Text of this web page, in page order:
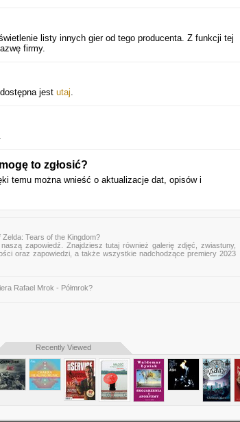
listy innych gier od tego producenta. Z funkcji tej
firmy.
jest utaj.
to zgłosić?
temu można wnieść o aktualizacje dat, opisów i
Tears of the Kingdom?
zapowiedź. Znajdziesz tutaj również galerię zdjęć, zwiastuny,
oraz zapowiedzi, a także wszystkie nadchodzące premiery 2023
Rafael Mrok - Półmrok?
Recently Viewed